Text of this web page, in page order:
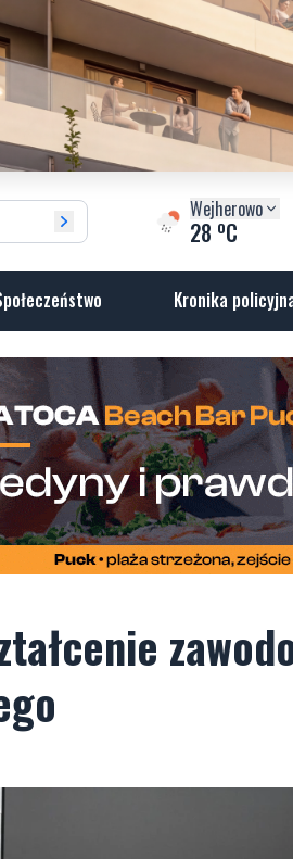
Wejherowo
28 oC
Kronika